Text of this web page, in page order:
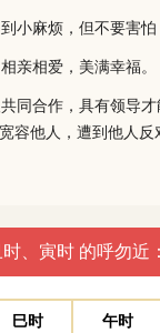
小麻烦，但不要害
亲相爱，美满幸福。
共同合作，具有领导
容他人，遭到他人
、寅时 的呼勿近
巳时 午时